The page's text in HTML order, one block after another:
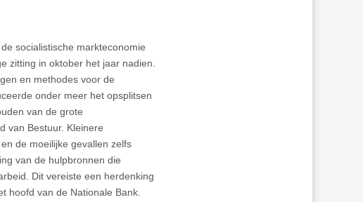
socialistische markteconomie
zitting in oktober het jaar nadien.
en methodes voor de
onder meer het opsplitsen
van de grote
van Bestuur. Kleinere
de moeilijke gevallen zelfs
van de hulpbronnen die
Dit vereiste een herdenking
hoofd van de Nationale Bank.